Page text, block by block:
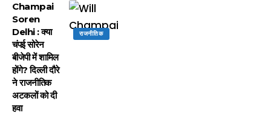
राजनीतिक
Champai
Soren
Delhi : क्या
चंपई सोरेन
बीजेपी में शामिल
होंगे? दिल्ली दौरे
ने राजनीतिक
अटकलों को दी
हवा